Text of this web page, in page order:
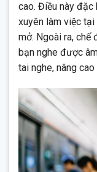
cao. Điều này
xuyên làm việc tại
mở. Ngoài ra, chế
bạn nghe được
tai nghe, nâng